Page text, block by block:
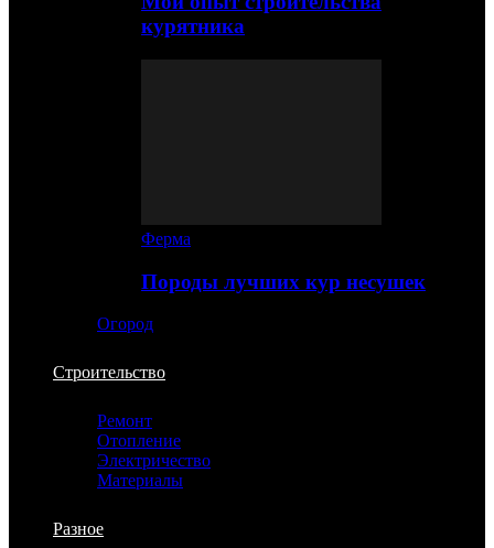
курятника
Ферма
Породы лучших кур несушек
Огород
Строительство
Ремонт
Отопление
Электричество
Материалы
Разное